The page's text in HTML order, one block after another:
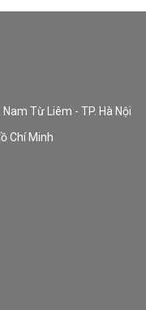
Từ Liêm - TP. Hà Nội
Chí Minh